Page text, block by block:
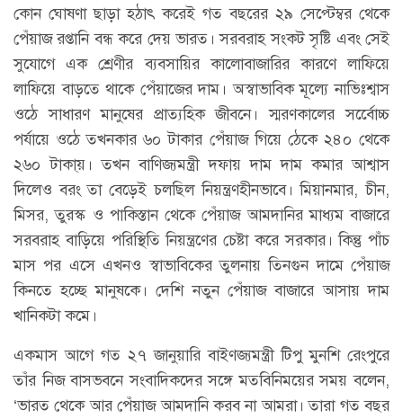
কোন ঘোষণা ছাড়া হঠাৎ করেই গত বছরের ২৯ সেপ্টেম্বর থেকে
পেঁয়াজ রপ্তানি বন্ধ করে দেয় ভারত। সরবরাহ সংকট সৃষ্টি এবং সেই
সুযোগে এক শ্রেণীর ব্যবসায়ির কালোবাজারির কারণে লাফিয়ে
লাফিয়ে বাড়তে থাকে পেঁয়াজের দাম। অস্বাভাবিক মূল্যে নাভিঃশ্বাস
ওঠে সাধারণ মানুষের প্রাত্যহিক জীবনে। স্মরণকালের সর্বেোচ্চ
পর্যায়ে ওঠে তখনকার ৬০ টাকার পেঁয়াজ গিয়ে ঠেকে ২৪০ থেকে
২৬০ টাকা্য়। তখন বাণিজ্যমন্ত্রী দফায় দাম দাম কমার আশ্বাস
দিলেও বরং তা বেড়েই চলছিল নিয়ন্ত্রণহীনভাবে। মিয়ানমার, চীন,
মিসর, তুরস্ক ও পাকিস্তান থেকে পেঁয়াজ আমদানির মাধ্যম বাজারে
সরবরাহ বাড়িয়ে পরিস্থিতি নিয়ন্ত্রণের চেষ্টা করে সরকার। কিন্তু পাঁচ
মাস পর এসে এখনও স্বাভাবিকের তুলনায় তিনগুন দামে পেঁয়াজ
কিনতে হচ্ছে মানুষকে। দেশি নতুন পেঁয়াজ বাজারে আসায় দাম
খানিকটা কমে।
একমাস আগে গত ২৭ জানুয়ারি বাইণজ্যমন্ত্রী টিপু মুনশি রেংপুরে
তাঁর নিজ বাসভবনে সংবাদিকদের সঙ্গে মতবিনিময়ের সময় বলেন,
‘ভারত থেকে আর পেঁয়াজ আমদানি করব না আমরা। তারা গত বছর